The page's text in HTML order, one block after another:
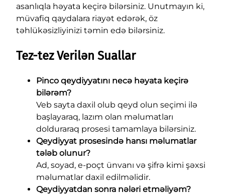
asanlıqla həyata keçirə bilərsiniz. Unutmayın ki,
müvafiq qaydalara riayət edərək, öz
təhlükəsizliyinizi təmin edə bilərsiniz.
Tez-tez Verilən Suallar
Pinco qeydiyyatını necə həyata keçirə
bilərəm?
Veb sayta daxil olub qeyd olun seçimi ilə
başlayaraq, lazım olan məlumatları
dolduraraq prosesi tamamlaya bilərsiniz.
Qeydiyyat prosesində hansı məlumatlar
tələb olunur?
Ad, soyad, e-poçt ünvanı və şifrə kimi şəxsi
məlumatlar daxil edilməlidir.
Qeydiyyatdan sonra nələri etməliyəm?